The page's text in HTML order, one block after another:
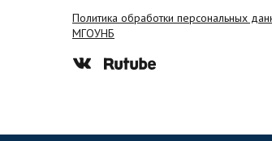
Политика обработки персональных
МГОУНБ